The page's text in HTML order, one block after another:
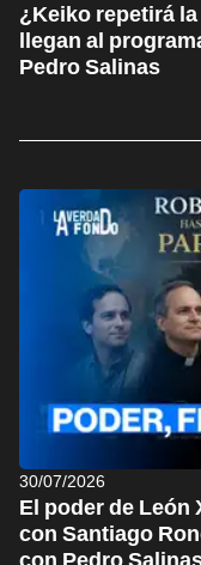
¿Keiko repetirá
llegan al
Pedro Salinas
30/07/2026
El poder de León
con Santiago
con Pedro